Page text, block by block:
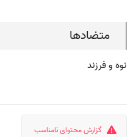
متضادها
نوه و فرزند
گزارش محتوای نامناسب